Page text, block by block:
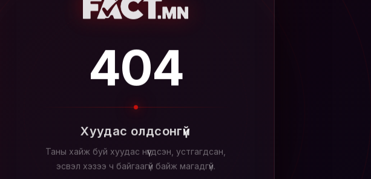
404
Хуудас олдсонгүй
Таны хайж буй хуудас нүүгдсэн, устгагдсан,
эсвэл хэзээ ч байгаагүй байж магадгүй.